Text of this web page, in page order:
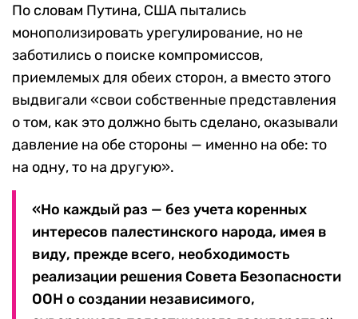
По словам Путина, США пытались
монополизировать урегулирование, но не
заботились о поиске компромиссов,
приемлемых для обеих сторон, а вместо этого
выдвигали «свои собственные представления
о том, как это должно быть сделано, оказывали
давление на обе стороны — именно на обе: то
на одну, то на другую».
«Но каждый раз — без учета коренных
интересов палестинского народа, имея в
виду, прежде всего, необходимость
реализации решения Совета Безопасности
ООН о создании независимого,